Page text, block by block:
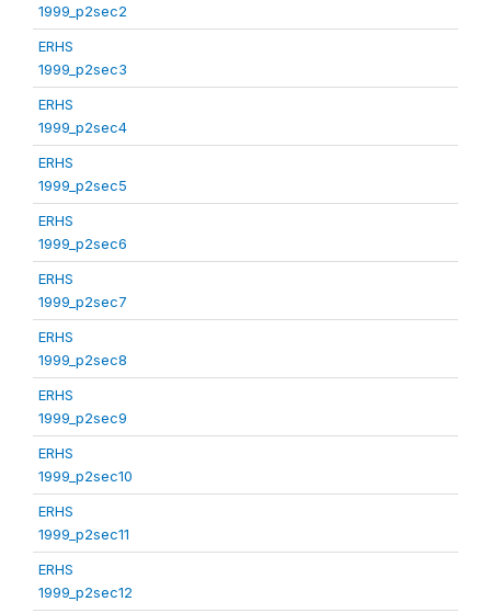
1999_p2sec2
ERHS
1999_p2sec3
ERHS
1999_p2sec4
ERHS
1999_p2sec5
ERHS
1999_p2sec6
ERHS
1999_p2sec7
ERHS
1999_p2sec8
ERHS
1999_p2sec9
ERHS
1999_p2sec10
ERHS
1999_p2sec11
ERHS
1999_p2sec12